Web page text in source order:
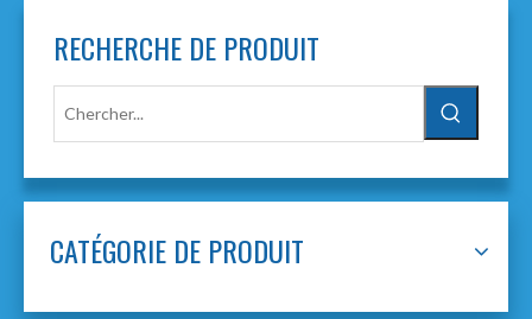
RECHERCHE DE PRODUIT
CATÉGORIE DE PRODUIT